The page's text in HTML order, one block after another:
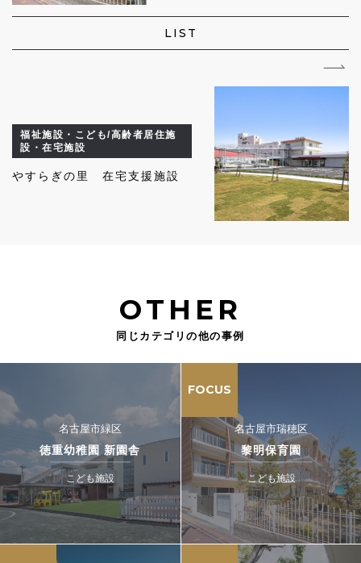
LIST
福祉施設・こども/高齢者居住施
設・在宅施設
やすらぎの里 在宅支援施設
OTHER
同じカテゴリの他の事例
名古屋市緑区
徳重幼稚園 新園舎
こども施設
FOCUS
名古屋市瑞穂区
黎明保育園
こども施設